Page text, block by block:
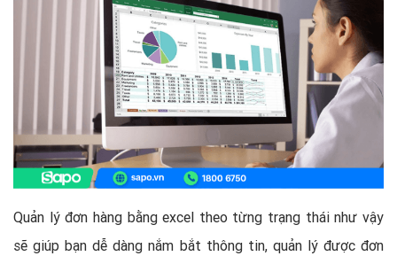
Quản lý đơn hàng bằng excel theo từng trạng thái như vậy
sẽ giúp bạn dễ dàng nắm bắt thông tin, quản lý được đơn